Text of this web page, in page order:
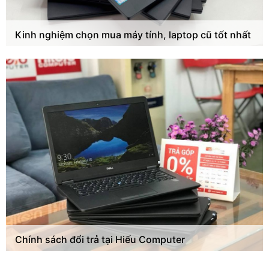
Kinh nghiệm chọn mua máy tính, laptop cũ tốt nhất
Chính sách đổi trả tại Hiếu Computer